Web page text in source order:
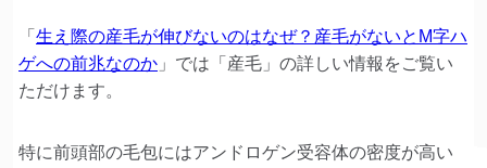
「 生え際の産毛が伸びないのはなぜ？産毛がないとM字ハ
ゲへの前兆なのか 」では「産毛」の詳しい情報をご覧い
ただけます。
特に前頭部の毛包にはアンドロゲン受容体の密度が高い